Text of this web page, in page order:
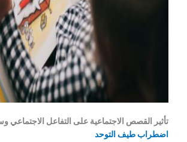
تأثير القصص الاجتماعية على التفاعل الاجتماعي
اضطراب طيف التوحد